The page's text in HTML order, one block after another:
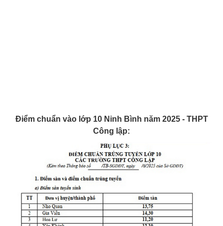
Điểm chuẩn vào lớp 10 Ninh Bình năm 2025 - THPT
Công lập: